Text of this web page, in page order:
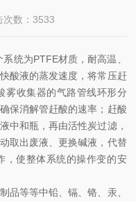
次数：3533
统为PTFE材质，耐高温、
酸液的蒸发速度，将常压赶
雾收集器的气路管线环形分
保消解管赶酸的速率；赶酸
中和瓶，再由活性炭过滤，
取出废液、更换碱液，代替
，使整体系统的操作变的安
等等中铅、镉、铬、汞、